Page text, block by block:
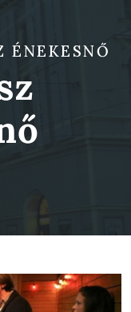
ÉNEKESNŐ